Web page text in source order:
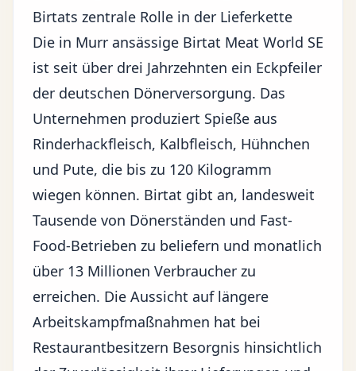
Birtats zentrale Rolle in der Lieferkette
Die in Murr ansässige Birtat Meat World SE
ist seit über drei Jahrzehnten ein Eckpfeiler
der deutschen Dönerversorgung. Das
Unternehmen produziert Spieße aus
Rinderhackfleisch, Kalbfleisch, Hühnchen
und Pute, die bis zu 120 Kilogramm
wiegen können. Birtat gibt an, landesweit
Tausende von Dönerständen und Fast-
Food-Betrieben zu beliefern und monatlich
über 13 Millionen Verbraucher zu
erreichen. Die Aussicht auf längere
Arbeitskampfmaßnahmen hat bei
Restaurantbesitzern Besorgnis hinsichtlich